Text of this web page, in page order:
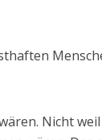
Nicht weil